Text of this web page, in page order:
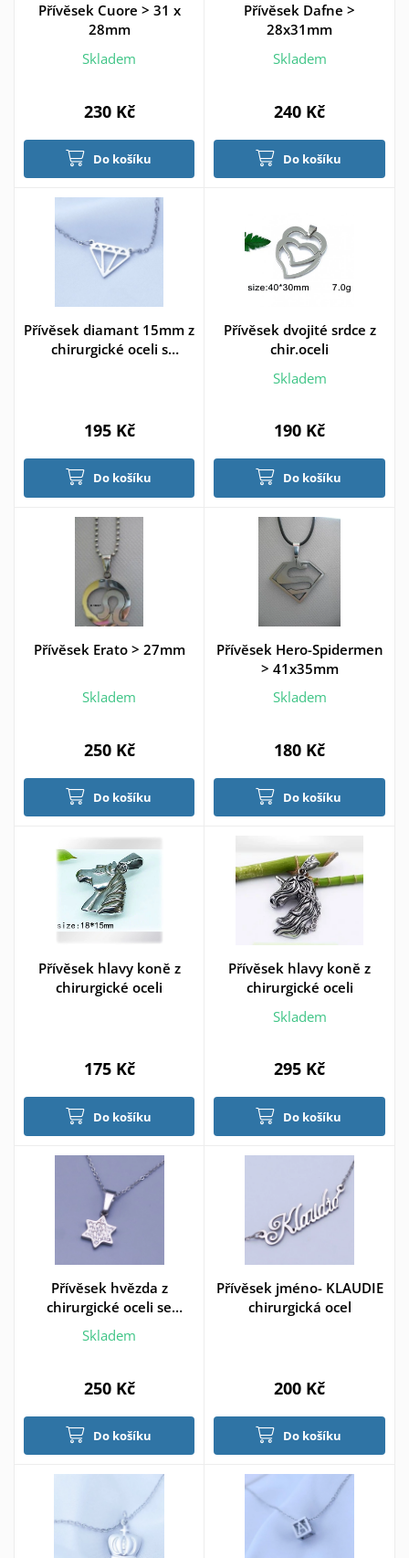
Přívěsek Cuore > 31 x
28mm
Skladem
230 Kč
Do košíku
Přívěsek Dafne >
28x31mm
Skladem
240 Kč
Do košíku
Přívěsek diamant 15mm z
chirurgické oceli s
195 Kč
Do košíku
Přívěsek dvojité srdce z
chir.oceli
Skladem
190 Kč
Do košíku
Přívěsek Erato > 27mm
Skladem
250 Kč
Do košíku
Přívěsek Hero-Spidermen
> 41x35mm
Skladem
180 Kč
Do košíku
Přívěsek hlavy koně z
chirurgické oceli
175 Kč
Do košíku
Přívěsek hlavy koně z
chirurgické oceli
Skladem
295 Kč
Do košíku
Přívěsek hvězda z
chirurgické oceli se
zirkony
Skladem
250 Kč
Do košíku
Přívěsek jméno- KLAUDIE
chirurgická ocel
200 Kč
Do košíku